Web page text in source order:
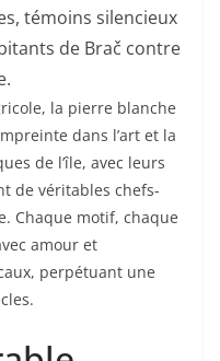
témoins silencieux
de Brač contre
la pierre blanche
dans l’art et la
de l’île, avec leurs
de véritables chefs-
Chaque motif, chaque
amour et
perpétuant une